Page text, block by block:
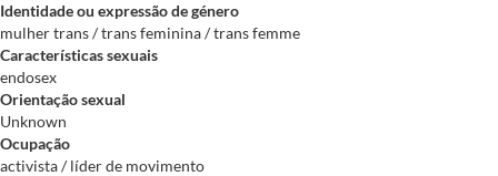
Identidade ou expressão de género
mulher trans / trans feminina / trans femme
Características sexuais
endosex
Orientação sexual
Unknown
Ocupação
activista / líder de movimento